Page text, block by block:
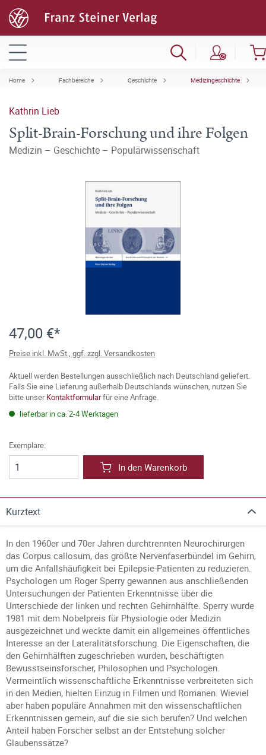
Home Fachbereiche Geschichte Medizingeschichte
Kathrin Lieb
Split-Brain-Forschung und ihre Folgen
Medizin – Geschichte – Populärwissenschaft
47,00 €*
Preise inkl. MwSt., ggf. zzgl. Versandkosten
Aktuell werden Bestellungen ausschließlich nach Deutschland geliefert.
Falls Sie eine Lieferung außerhalb Deutschlands wünschen, nutzen Sie
bitte unserKontaktformularfür eine Anfrage.
lieferbar in ca. 2-4 Werktagen
Exemplare:
In den Warenkorb
Kurztext
In den 1960er und 70er Jahren durchtrennten Neurochirurgen
das Corpus callosum, das größte Nervenfaserbündel im Gehirn,
um die Anfallshäufigkeit bei Epilepsie-Patienten zu reduzieren.
Psychologen um Roger Sperry gewannen aus anschließenden
Untersuchungen der Patienten Erkenntnisse über die
Unterschiede der linken und rechten Gehirnhälfte. Sperry wurde
1981 mit dem Nobelpreis für Physiologie oder Medizin
ausgezeichnet und weckte damit ein allgemeines öffentliches
Interesse an der Lateralitätsforschung. Die Eigenschaften, die
den Gehirnhälften zugeschrieben wurden, beschäftigten
Bewusstseinsforscher, Philosophen und Psychologen.
Vermeintlich wissenschaftliche Erkenntnisse verbreiteten sich
in den Medien, hielten Einzug in Filmen und Romanen. Wieviel
aber haben populäre Annahmen mit den wissenschaftlichen
Erkenntnissen gemein, auf die sie sich berufen? Und welchen
Anteil haben Forscher selbst an der Entstehung solcher
Glaubenssätze?